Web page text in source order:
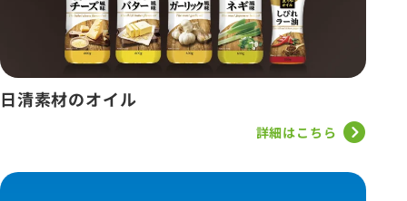
日清素材のオイル
詳細はこちら